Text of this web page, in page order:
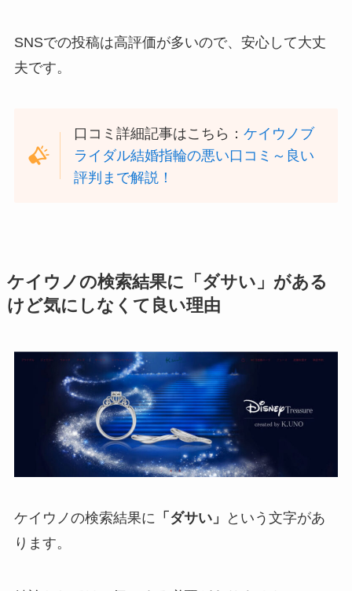
SNSでの投稿は高評価が多いので、安心して大丈
夫です。
口コミ詳細記事はこちら：ケイウノブ
ライダル結婚指輪の悪い口コミ～良い
評判まで解説！
ケイウノの検索結果に「ダサい」がある
けど気にしなくて良い理由
ケイウノの検索結果に 「ダサい」
という文字があ
ります。